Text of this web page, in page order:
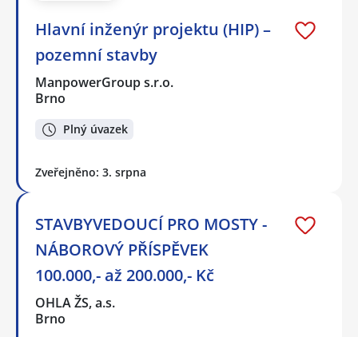
Hlavní inženýr projektu (HIP) –
pozemní stavby
ManpowerGroup s.r.o.
Brno
Plný úvazek
Zveřejněno: 3. srpna
STAVBYVEDOUCÍ PRO MOSTY -
NÁBOROVÝ PŘÍSPĚVEK
100.000,- až 200.000,- Kč
OHLA ŽS, a.s.
Brno